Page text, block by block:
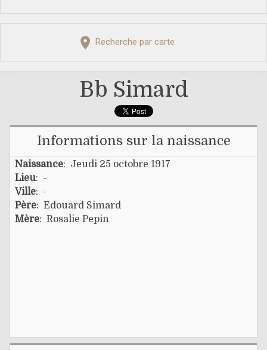
Recherche par carte
Bb Simard
Informations sur la naissance
Naissance: Jeudi 25 octobre 1917
Lieu: -
Ville: -
Père: Edouard Simard
Mère: Rosalie Pepin